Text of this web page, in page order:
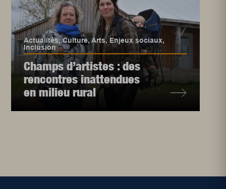
Actualités,Culture,Arts, Enjeux sociaux,
Inclusion
Champs d’artistes : des
rencontres inattendues
en milieu rural